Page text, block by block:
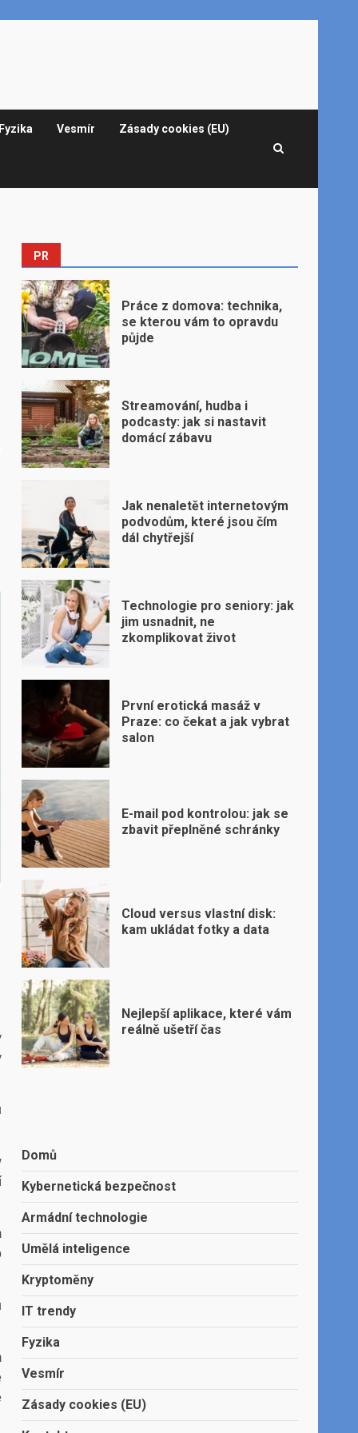
Fyzika Vesmír Zásady cookies (EU)
PR
Práce z domova: technika,
se kterou vám to opravdu
půjde
Streamování, hudba i
podcasty: jak si nastavit
domácí zábavu
Jak nenaletět internetovým
podvodům, které jsou čím
dál chytřejší
Technologie pro seniory: jak
jim usnadnit, ne
zkomplikovat život
První erotická masáž v
Praze: co čekat a jak vybrat
salon
E-mail pod kontrolou: jak se
zbavit přeplněné schránky
Cloud versus vlastní disk:
kam ukládat fotky a data
Nejlepší aplikace, které vám
reálně ušetří čas
Domů
Kybernetická bezpečnost
Armádní technologie
Umělá inteligence
Kryptoměny
IT trendy
Fyzika
Vesmír
Zásady cookies (EU)